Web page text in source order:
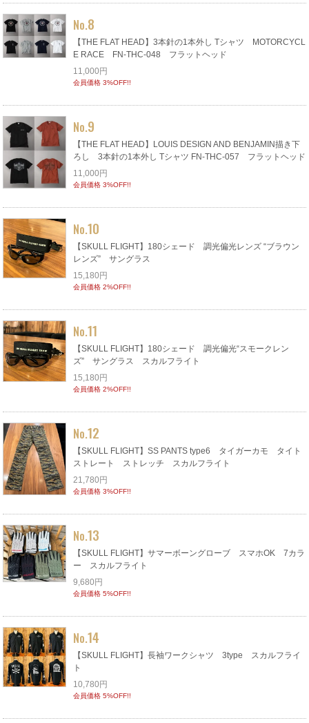
No.8
【THE FLAT HEAD】3本針の1本外し Tシャツ MOTORCYCL
E RACE FN-THC-048 フラットヘッド
11,000円
会員価格 3%OFF!!
No.9
【THE FLAT HEAD】LOUIS DESIGN AND BENJAMIN描き下
ろし 3本針の1本外し Tシャツ FN-THC-057 フラットヘッド
11,000円
会員価格 3%OFF!!
No.10
【SKULL FLIGHT】180シェード 調光偏光レンズ “ブラウン
レンズ” サングラス
15,180円
会員価格 2%OFF!!
No.11
【SKULL FLIGHT】180シェード 調光偏光“スモークレン
ズ” サングラス スカルフライト
15,180円
会員価格 2%OFF!!
No.12
【SKULL FLIGHT】SS PANTS type6 タイガーカモ タイト
ストレート ストレッチ スカルフライト
21,780円
会員価格 3%OFF!!
No.13
【SKULL FLIGHT】サマーボーングローブ スマホOK 7カラ
ー スカルフライト
9,680円
会員価格 5%OFF!!
No.14
【SKULL FLIGHT】長袖ワークシャツ 3type スカルフライ
ト
10,780円
会員価格 5%OFF!!